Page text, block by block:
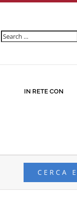
Ricerca
IN RETE CON
CERCA